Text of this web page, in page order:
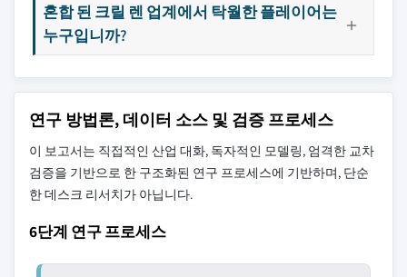
혼합 된 크릴 렌 업계에서 탁월한 플레이어는
누구입니까?
연구 방법론, 데이터 소스 및 검증 프로세스
이 보고서는 직접적인 산업 대화, 독자적인 모델링, 엄격한 교차
검증을 기반으로 한 구조화된 연구 프로세스에 기반하며, 단순
한 데스크 리서치가 아닙니다.
6단계 연구 프로세스